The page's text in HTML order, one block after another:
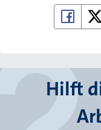
Hilft